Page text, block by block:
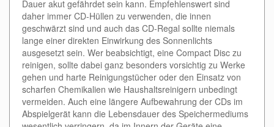
Dauer akut gefährdet sein kann. Empfehlenswert sind
daher immer CD-Hüllen zu verwenden, die innen
geschwärzt sind und auch das CD-Regal sollte niemals
lange einer direkten Einwirkung des Sonnenlichts
ausgesetzt sein. Wer beabsichtigt, eine Compact Disc zu
reinigen, sollte dabei ganz besonders vorsichtig zu Werke
gehen und harte Reinigungstücher oder den Einsatz von
scharfen Chemikalien wie Haushaltsreinigern unbedingt
vermeiden. Auch eine längere Aufbewahrung der CDs im
Abspielgerät kann die Lebensdauer des Speichermediums